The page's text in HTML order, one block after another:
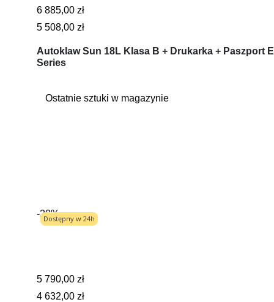
6 885,00 zł
5 508,00 zł
Autoklaw Sun 18L Klasa B + Drukarka + Paszport
Series
Ostatnie sztuki w magazynie
-20%
5 790,00 zł
4 632,00 zł
Dostępny w 24h